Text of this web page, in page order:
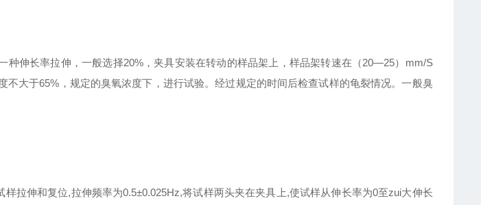
种伸长率拉伸，一般选择20%，夹具安装在转动的样品架上，样品架转速在（20—25）mm/S
不大于65%，规定的臭氧浓度下，进行试验。经过规定的时间后检查试样的龟裂情况。一般臭
拉伸和复位,拉伸频率为0.5±0.025Hz,将试样两头夹在夹具上,使试样从伸长率为0至zui大伸长